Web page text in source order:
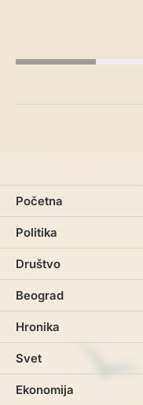
Početna
Politika
Društvo
Beograd
Hronika
Svet
Ekonomija